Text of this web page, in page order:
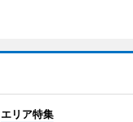
エリア特集